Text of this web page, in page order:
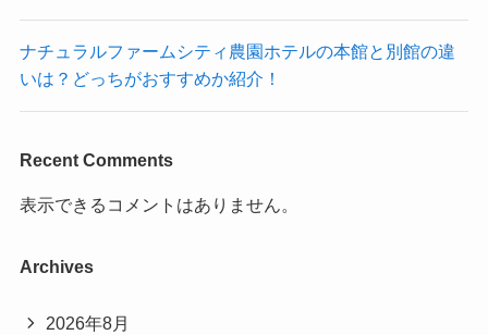
ナチュラルファームシティ農園ホテルの本館と別館の違
いは？どっちがおすすめか紹介！
Recent Comments
表示できるコメントはありません。
Archives
2026年8月